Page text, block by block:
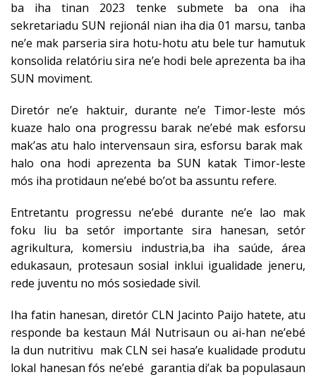
ba iha tinan 2023 tenke submete ba ona iha
sekretariadu SUN rejionál nian iha dia 01 marsu, tanba
ne’e mak parseria sira hotu-hotu atu bele tur hamutuk
konsolida relatóriu sira ne’e hodi bele aprezenta ba iha
SUN moviment.
Diretór ne’e haktuir, durante ne’e Timor-leste mós
kuaze halo ona progressu barak ne’ebé mak esforsu
mak’as atu halo intervensaun sira, esforsu barak mak
halo ona hodi aprezenta ba SUN katak Timor-leste
mós iha protidaun ne’ebé bo’ot ba assuntu refere.
Entretantu progressu ne’ebé durante ne’e lao mak
foku liu ba setór importante sira hanesan, setór
agrikultura, komersiu industria,ba iha saúde, área
edukasaun, protesaun sosial inklui igualidade jeneru,
rede juventu no mós sosiedade sivil.
Iha fatin hanesan, diretór CLN Jacinto Paijo hatete, atu
responde ba kestaun Mál Nutrisaun ou ai-han ne’ebé
la dun nutritivu mak CLN sei hasa’e kualidade produtu
lokal hanesan fós ne’ebé garantia di’ak ba populasaun